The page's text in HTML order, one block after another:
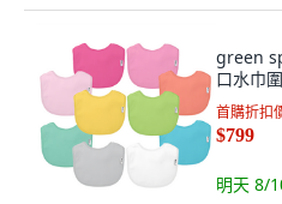
green
口水巾
首購折扣
$799
明天 8/